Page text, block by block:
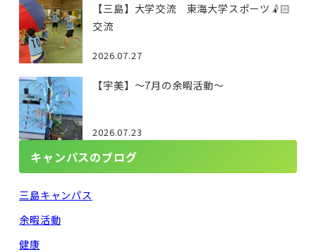
【三島】大学交流 東海大学スポーツ🤾🏻
交流
2026.07.27
【宇美】～7月の余暇活動～
2026.07.23
キャンパスのブログ
三島キャンパス
余暇活動
健康